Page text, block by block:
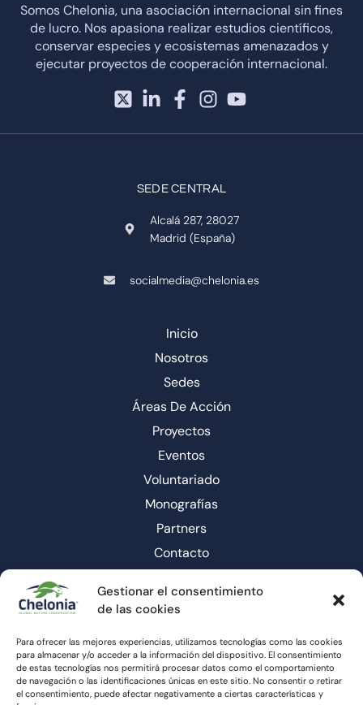
Gestionar el consentimiento
de las cookies
Para ofrecer las mejores experiencias, utilizamos tecnologías como las cookies
para almacenar y/o acceder a la información del dispositivo. El consentimiento
de estas tecnologías nos permitirá procesar datos como el comportamiento
de navegación o las identificaciones únicas en este sitio. No consentir o retirar
el consentimiento, puede afectar negativamente a ciertas características y
Somos Chelonia, una asociación internacional sin fines
de lucro. Nos apasiona realizar estudios científicos,
conservar especies y ecosistemas amenazados y
ejecutar proyectos de cooperación internacional.
SEDE CENTRAL
Alcalá 287, 28027
Madrid (España)
socialmedia@chelonia.es
Inicio
Nosotros
Sedes
Áreas De Acción
Proyectos
Eventos
Voluntariado
Monografías
Partners
Contacto